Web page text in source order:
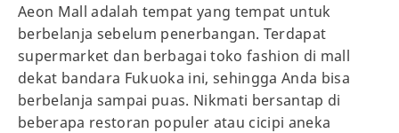
Aeon Mall adalah tempat yang tempat untuk
berbelanja sebelum penerbangan. Terdapat
supermarket dan berbagai toko fashion di mall
dekat bandara Fukuoka ini, sehingga Anda bisa
berbelanja sampai puas. Nikmati bersantap di
beberapa restoran populer atau cicipi aneka